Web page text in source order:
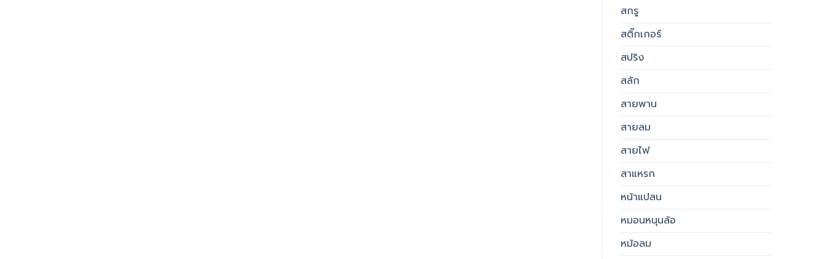
สกรู
สติ๊กเกอร์
สปริง
สลัก
สายพาน
สายลม
สายไฟ
สาแหรก
หน้าแปลน
หมอนหนุนล้อ
หม้อลม